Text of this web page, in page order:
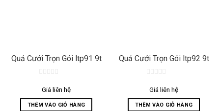
Quả Cưới Trọn Gói ltp91 9t
out
5
Giá liên hệ
THÊM VÀO GIỎ HÀNG
Quả Cưới Trọn Gói ltp92 9t
out
5
Giá liên hệ
THÊM VÀO GIỎ HÀNG